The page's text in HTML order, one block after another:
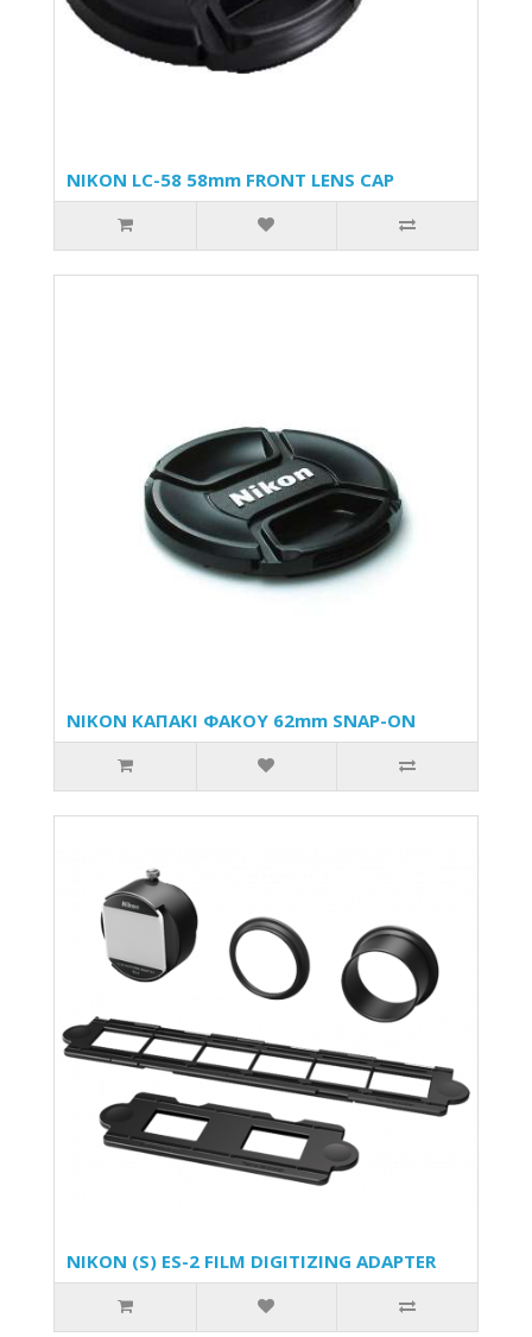
NIKON LC-58 58mm FRONT LENS CAP
NIKON ΚΑΠΑΚΙ ΦΑΚΟΥ 62mm SNAP-ON
NIKON (S) ES-2 FILM DIGITIZING ADAPTER